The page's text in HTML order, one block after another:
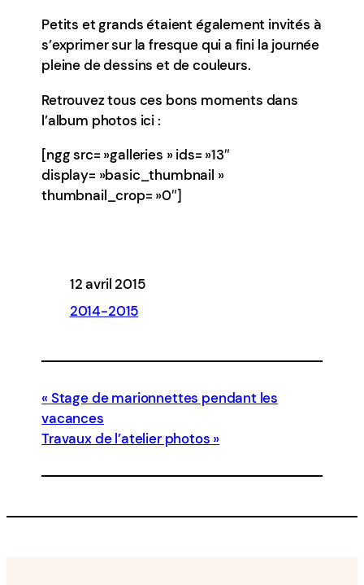
Petits et grands étaient également invités à
s’exprimer sur la fresque qui a fini la journée
pleine de dessins et de couleurs.
Retrouvez tous ces bons moments dans
l’album photos ici :
[ngg src= »galleries » ids= »13″
display= »basic_thumbnail »
thumbnail_crop= »0″]
12 avril 2015
2014-2015
Stage de marionnettes pendant les
vacances
Travaux de l’atelier photos